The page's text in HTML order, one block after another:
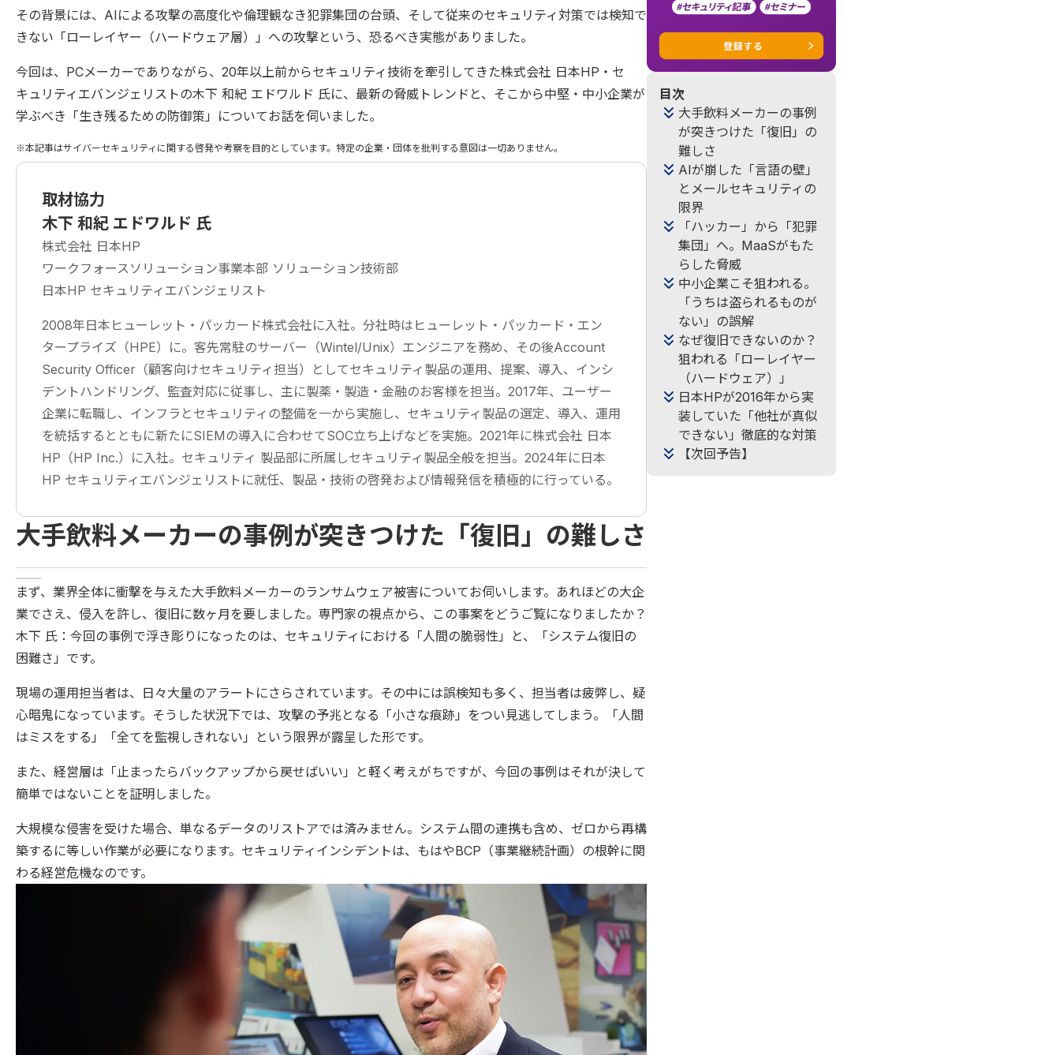
その背景には、AIによる攻撃の高度化や倫理観なき犯罪集団の台頭、そして従来のセキュリティ対策では検知で
きない「ローレイヤー（ハードウェア層）」への攻撃という、恐るべき実態がありました。
今回は、PCメーカーでありながら、20年以上前からセキュリティ技術を牽引してきた株式会社 日本HP・セ
キュリティエバンジェリストの木下 和紀 エドワルド 氏に、最新の脅威トレンドと、そこから中堅・中小企業が
学ぶべき「生き残るための防御策」についてお話を伺いました。
※本記事はサイバーセキュリティに関する啓発や考察を目的としています。特定の企業・団体を批判する意図は一切ありません。
取材協力
木下 和紀 エドワルド 氏
株式会社 日本HP
ワークフォースソリューション事業本部 ソリューション技術部
日本HP セキュリティエバンジェリスト
2008年日本ヒューレット・パッカード株式会社に入社。分社時はヒューレット・パッカード・エン
タープライズ（HPE）に。客先常駐のサーバー（Wintel/Unix）エンジニアを務め、その後Account
Security Officer（顧客向けセキュリティ担当）としてセキュリティ製品の運用、提案、導入、インシ
デントハンドリング、監査対応に従事し、主に製薬・製造・金融のお客様を担当。2017年、ユーザー
企業に転職し、インフラとセキュリティの整備を一から実施し、セキュリティ製品の選定、導入、運用
を統括するとともに新たにSIEMの導入に合わせてSOC立ち上げなどを実施。2021年に株式会社 日本
HP（HP Inc.）に入社。セキュリティ 製品部に所属しセキュリティ製品全般を担当。2024年に日本
HP セキュリティエバンジェリストに就任、製品・技術の啓発および情報発信を積極的に行っている。
大手飲料メーカーの事例が突きつけた「復旧」の難しさ
まず、業界全体に衝撃を与えた大手飲料メーカーのランサムウェア被害についてお伺いします。あれほどの大企
業でさえ、侵入を許し、復旧に数ヶ月を要しました。専門家の視点から、この事案をどうご覧になりましたか？
木下 氏：今回の事例で浮き彫りになったのは、セキュリティにおける「人間の脆弱性」と、「システム復旧の
困難さ」です。
現場の運用担当者は、日々大量のアラートにさらされています。その中には誤検知も多く、担当者は疲弊し、疑
心暗鬼になっています。そうした状況下では、攻撃の予兆となる「小さな痕跡」をつい見逃してしまう。「人間
はミスをする」「全てを監視しきれない」という限界が露呈した形です。
また、経営層は「止まったらバックアップから戻せばいい」と軽く考えがちですが、今回の事例はそれが決して
簡単ではないことを証明しました。
大規模な侵害を受けた場合、単なるデータのリストアでは済みません。システム間の連携も含め、ゼロから再構
築するに等しい作業が必要になります。セキュリティインシデントは、もはやBCP（事業継続計画）の根幹に関
わる経営危機なのです。
目次
大手飲料メーカーの事例
が突きつけた「復旧」の
難しさ
AIが崩した「言語の壁」
とメールセキュリティの
限界
「ハッカー」から「犯罪
集団」へ。MaaSがもた
らした脅威
中小企業こそ狙われる。
「うちは盗られるものが
ない」の誤解
なぜ復旧できないのか？
狙われる「ローレイヤー
（ハードウェア）」
日本HPが2016年から実
装していた「他社が真似
できない」徹底的な対策
【次回予告】